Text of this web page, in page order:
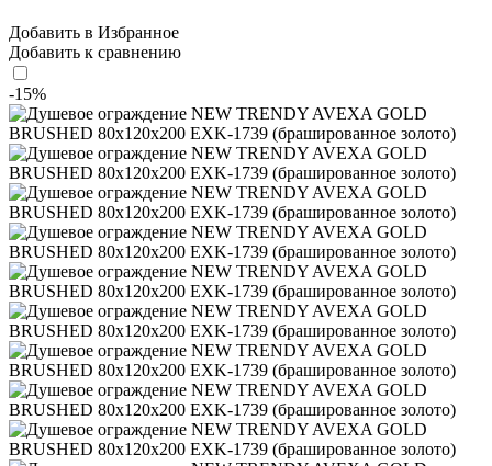
Добавить в Избранное
Добавить к сравнению
-15%